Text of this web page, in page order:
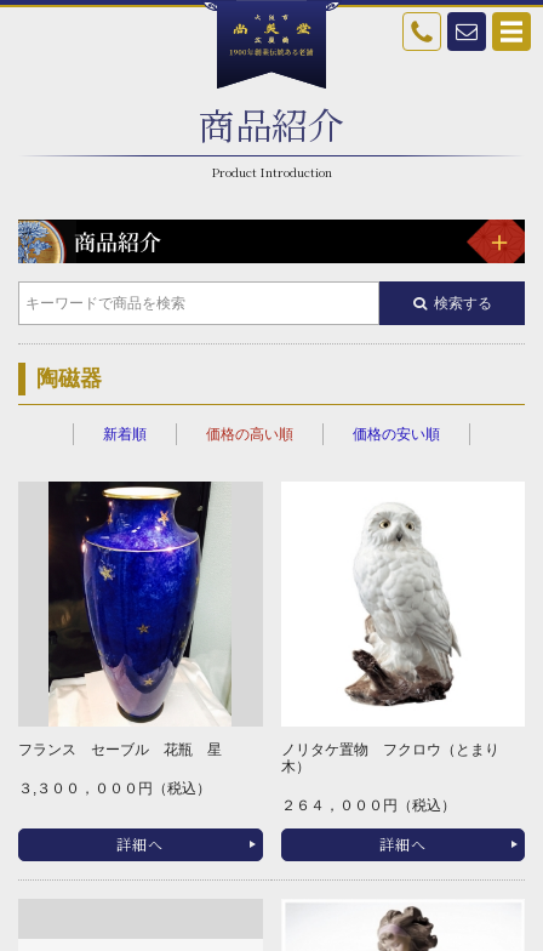
商品紹介
陶磁器
検索する
新着順 価格の高い順 価格の安い順
フランス セーブル 花瓶 星
３,３００，０００円（税込）
詳細へ
ノリタケ置物 フクロウ（とまり
木）
２６４，０００円（税込）
詳細へ